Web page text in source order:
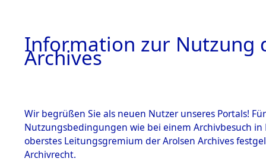
Information zur Nutzung
Archives
Wir begrüßen Sie als neuen Nutzer unseres Portals!
Nutzungsbedingungen wie bei einem Archivbesuch
oberstes Leitungsgremium der Arolsen Archives
Archivrecht.